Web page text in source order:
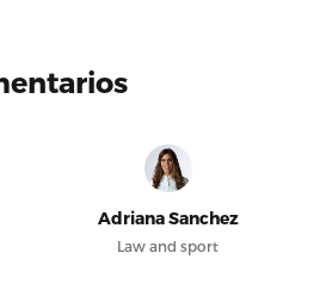
Adriana Sanchez
Law and sport